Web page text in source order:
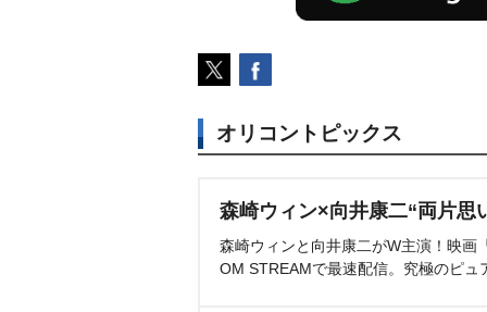
オリコントピックス
森崎ウィン×向井康二“両片思
森崎ウィンと向井康二がW主演！映画
OM STREAMで最速配信。究極のピュ